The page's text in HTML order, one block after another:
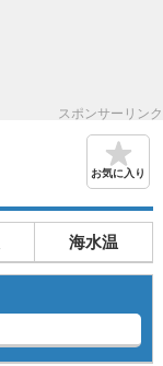
スポンサーリンク
お気に入り
海水温